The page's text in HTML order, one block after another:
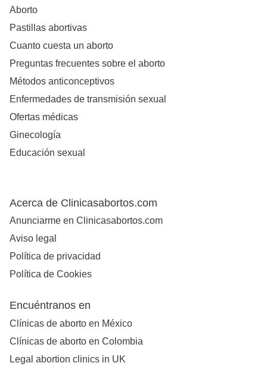
Aborto
Pastillas abortivas
Cuanto cuesta un aborto
Preguntas frecuentes sobre el aborto
Métodos anticonceptivos
Enfermedades de transmisión sexual
Ofertas médicas
Ginecología
Educación sexual
Acerca de Clinicasabortos.com
Anunciarme en Clinicasabortos.com
Aviso legal
Política de privacidad
Política de Cookies
Encuéntranos en
Clínicas de aborto en México
Clínicas de aborto en Colombia
Legal abortion clinics in UK